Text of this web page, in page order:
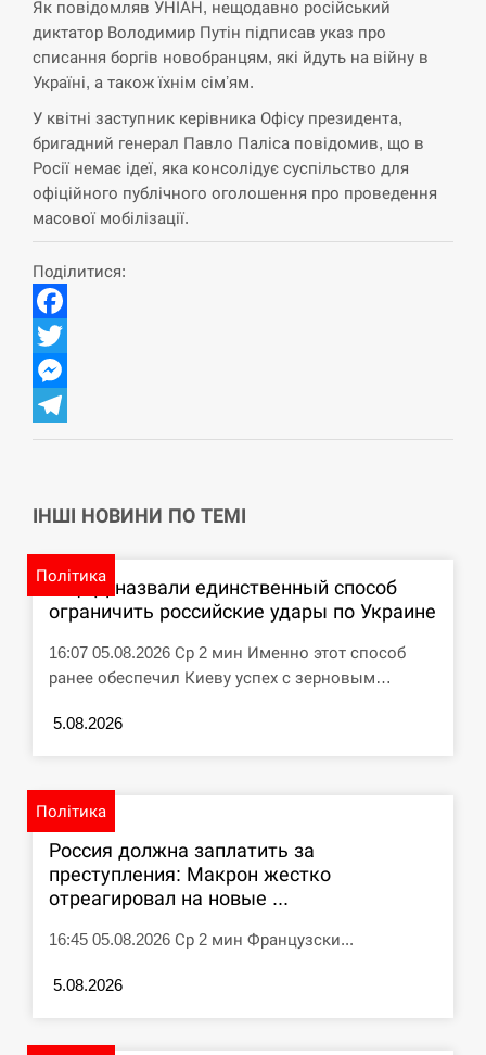
СЕРПЕНЬ
12:53
США обсуждают лицензии на Patriot для
СЕРПЕНЬ
12:40
Латвія готова направити до 20 військових для
розблокування Ормузької протоки
СЕРПЕНЬ
12:23
СЕРПЕНЬ
СЕРПЕНЬ
11:53
Под огнем “Эпицентр”, ROZETKA и “Новая
почта”: что известно об…
СЕРПЕНЬ
левиці
11:23
Россияне ударили “Бардеролями” по Харькову,
ЩЕ...
Як повідомляв УНІАН, нещодавно російський
диктатор Володимир Путін підписав указ про
списання боргів новобранцям, які йдуть на війну в
Україні, а також їхнім сімʼям.
У квітні заступник керівника Офісу президента,
бригадний генерал Павло Паліса повідомив, що в
Росії немає ідеї, яка консолідує суспільство для
офіційного публічного оголошення про проведення
масової мобілізації.
Поділитися:
Facebook
Twitter
Messenger
Telegram
ІНШІ НОВИНИ ПО ТЕМІ
Політика
В ЦПД назвали единственный способ
ограничить российские удары по Украине
16:07 05.08.2026 Ср 2 мин Именно этот способ
ранее обеспечил Киеву успех с зерновым…
5.08.2026
Політика
Россия должна заплатить за
преступления: Макрон жестко
отреагировал на новые ...
16:45 05.08.2026 Ср 2 мин Французски...
5.08.2026